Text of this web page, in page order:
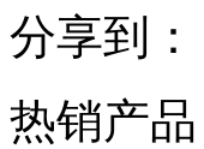
分享到：
热销产品